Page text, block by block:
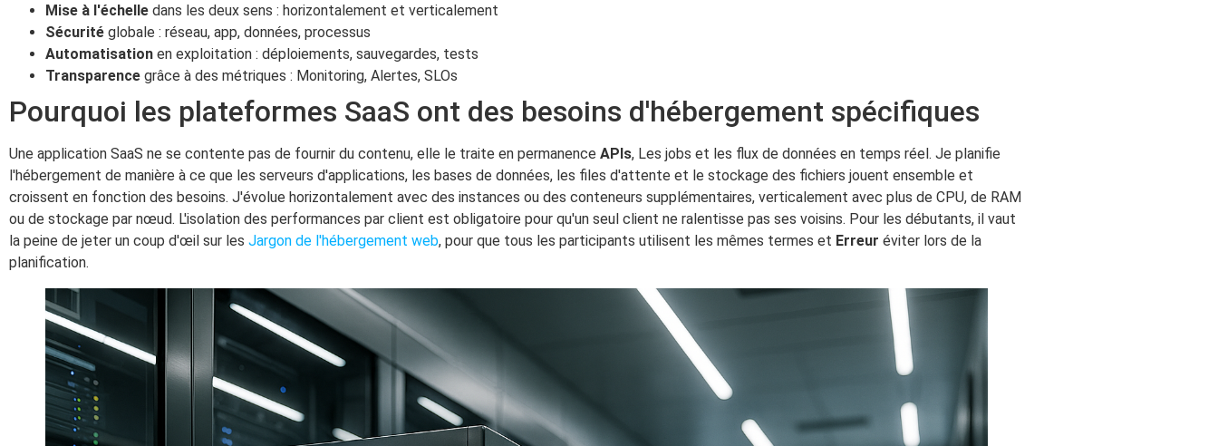
Mise à l'échelle dans les deux sens : horizontalement et verticalement
Sécurité globale : réseau, app, données, processus
Automatisation en exploitation : déploiements, sauvegardes, tests
Transparence grâce à des métriques : Monitoring, Alertes, SLOs
Pourquoi les plateformes SaaS ont des besoins d'hébergement spécifiques
Une application SaaS ne se contente pas de fournir du contenu, elle le traite en permanence APIs, Les jobs et les flux de données en temps réel. Je planifie
l'hébergement de manière à ce que les serveurs d'applications, les bases de données, les files d'attente et le stockage des fichiers jouent ensemble et
croissent en fonction des besoins. J'évolue horizontalement avec des instances ou des conteneurs supplémentaires, verticalement avec plus de CPU, de RAM
ou de stockage par nœud. L'isolation des performances par client est obligatoire pour qu'un seul client ne ralentisse pas ses voisins. Pour les débutants, il vaut
la peine de jeter un coup d'œil sur les Jargon de l'hébergement web, pour que tous les participants utilisent les mêmes termes et Erreur éviter lors de la
planification.